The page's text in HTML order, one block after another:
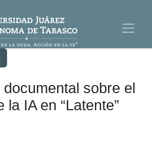
sobre el
la IA en “Latente”